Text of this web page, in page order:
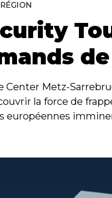
Center Metz-
la force de
européennes